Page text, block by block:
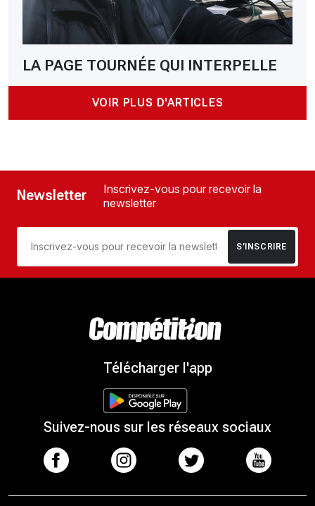
LA PAGE TOURNÉE QUI INTERPELLE
VOIR PLUS D'ARTICLES
Newsletter
Inscrivez-vous pour recevoir la
newsletter
S’INSCRIRE
Télécharger l'app
Suivez-nous sur les réseaux sociaux